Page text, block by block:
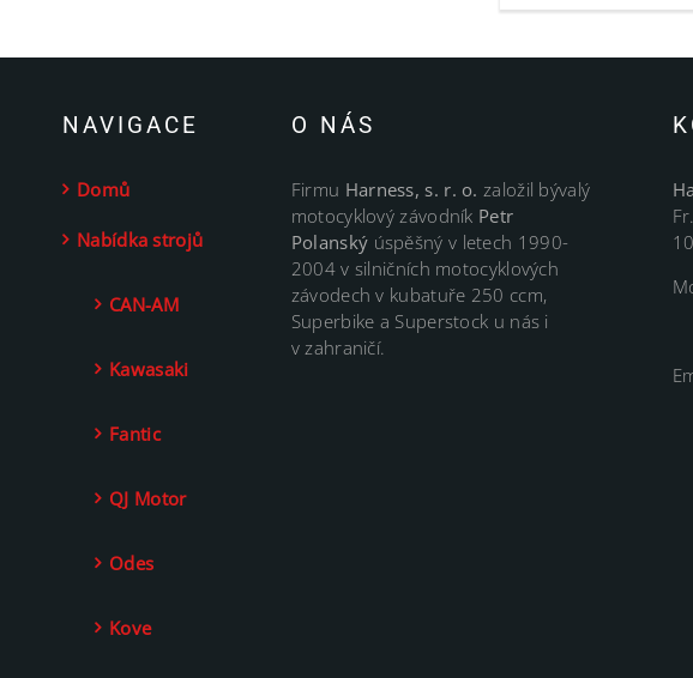
NAVIGACE
Domů
Nabídka strojů
CAN-AM
Kawasaki
Fantic
QJ Motor
Odes
Kove
O NÁS
Firmu Harness, s. r. o.založil bývalý
motocyklový závodník Petr
Polanský úspěšný v letech 1990-
2004 v silničních motocyklových
závodech v kubatuře 250 ccm,
Superbike a Superstock u nás i
v zahraničí.